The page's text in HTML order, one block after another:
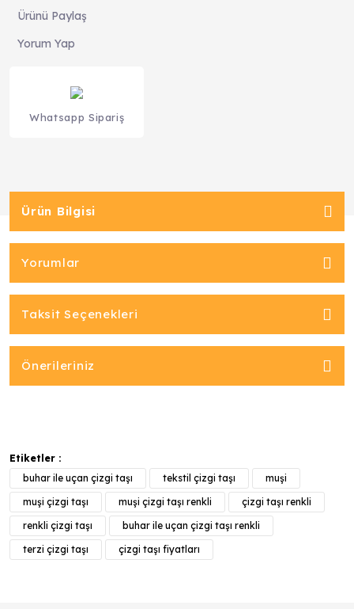
Ürünü Paylaş
Yorum Yap
Whatsapp Sipariş
Ürün Bilgisi
Yorumlar
Taksit Seçenekleri
Önerileriniz
Etiketler :
buhar ile uçan çizgi taşı
tekstil çizgi taşı
muşi
muşi çizgi taşı
muşi çizgi taşı renkli
çizgi taşı renkli
renkli çizgi taşı
buhar ile uçan çizgi taşı renkli
terzi çizgi taşı
çizgi taşı fiyatları